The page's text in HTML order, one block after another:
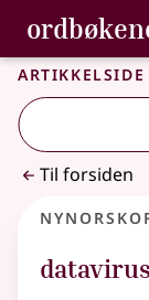
Gå til
Bokmålsordboka
Artikkelside
Til forsiden
datavirus